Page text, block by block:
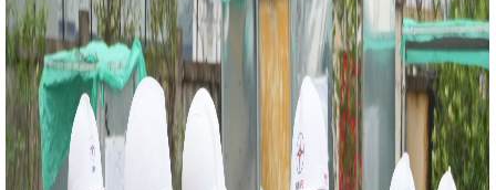
Tình hình sản xuất công nghiệp tháng 02 và 02
Công Thương Hà Tĩnh đóng góp quan trọng vào phát
Logistic và xuất khẩu (Theo Đài Phát thanh và Truyền
không khí “Ngày hội tòng quân” của cả nước, sáng nay
lên đường thực hiện nghĩa vụ quân sự và Công an
Đảng, Quyền Bộ trưởng Bộ Công Thương Lê Mạnh
XVI tại Hải Phòng
HỘI NGHỊ GIỮA LÃNH ĐẠO BỘ
CÔNG THƯƠNG CÁC TỈNH, THÀNH PHỐ, TRỰC THUỘC
sự kiện nổi bật ngành Công Thương năm 2022
Hà